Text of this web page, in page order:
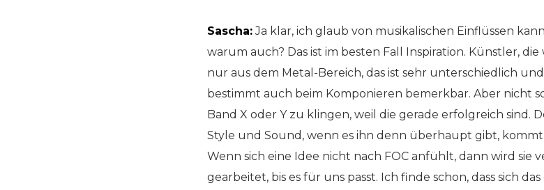
Sascha:Ja klar, ich glaub von musikalischen Einflüssen
warum auch? Das ist im besten Fall Inspiration. Künstler,
nur aus dem Metal-Bereich, das ist sehr unterschiedlich
bestimmt auch beim Komponieren bemerkbar. Aber nicht
Band X oder Y zu klingen, weil die gerade erfolgreich sind.
Style und Sound, wenn es ihn denn überhaupt gibt, kommt
Wenn sich eine Idee nicht nach FOC anfühlt, dann wird sie
gearbeitet, bis es für uns passt. Ich finde schon, dass sich